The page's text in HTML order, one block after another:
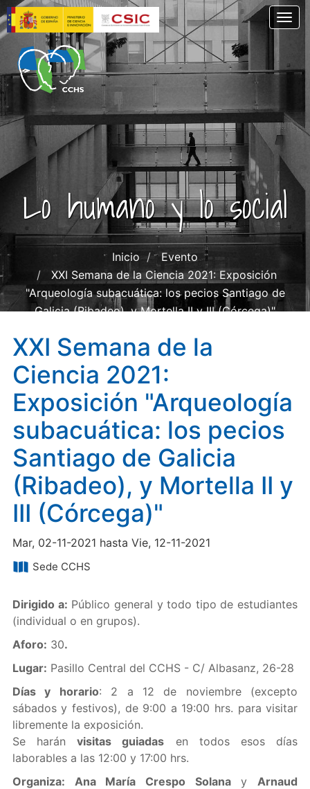
Pasar
al
contenido
principal
Lo humano y lo social
Inicio
Evento
XXI Semana de la Ciencia 2021: Exposición
"Arqueología subacuática: los pecios Santiago de
Galicia (Ribadeo), y Mortella II y III (Córcega)"
XXI Semana de la
Ciencia 2021:
Exposición "Arqueología
subacuática: los pecios
Santiago de Galicia
(Ribadeo), y Mortella II y
III (Córcega)"
Mar, 02-11-2021 hasta Vie, 12-11-2021
Sede CCHS
Dirigido a: Público general y todo tipo de estudiantes
(individual o en grupos).
Aforo: 30.
Lugar: Pasillo Central del CCHS - C/ Albasanz, 26-28
Días y horario: 2 a 12 de noviembre (excepto
sábados y festivos), de 9:00 a 19:00 hrs. para visitar
libremente la exposición.
Se haránvisitas guiadas en todos esos días
laborables a las 12:00 y 17:00 hrs.
Organiza: Ana María Crespo SolanayArnaud